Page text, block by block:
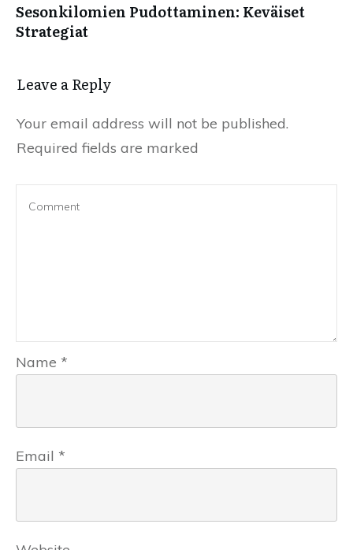
Sesonkilomien Pudottaminen: Keväiset
Strategiat
Leave a Reply
Your email address will not be published.
Required fields are marked
Name *
Email *